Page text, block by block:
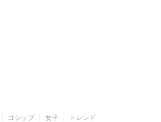
ゴシップ 女子 トレンド